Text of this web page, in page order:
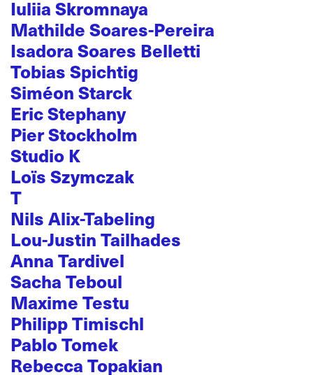
Iuliia Skromnaya
Mathilde Soares-Pereira
Isadora Soares Belletti
Tobias Spichtig
Siméon Starck
Eric Stephany
Pier Stockholm
Studio K
Loïs Szymczak
T
Nils Alix-Tabeling
Lou-Justin Tailhades
Anna Tardivel
Sacha Teboul
Maxime Testu
Philipp Timischl
Pablo Tomek
Rebecca Topakian